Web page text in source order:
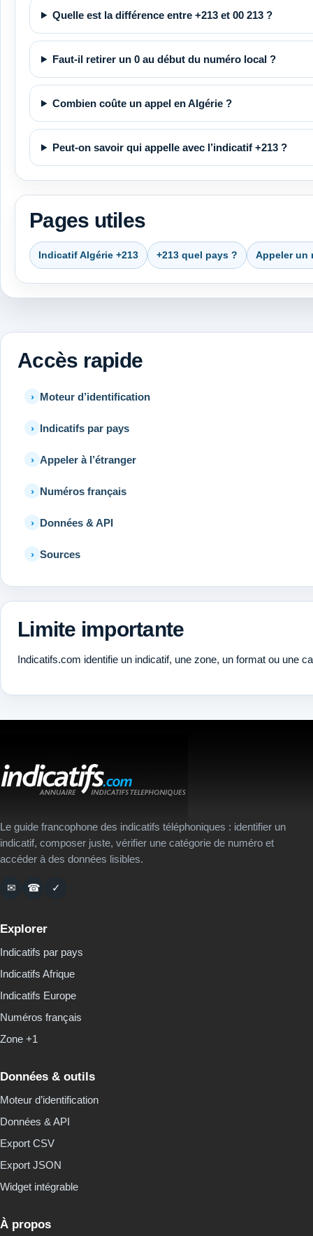
Quelle est la différence entre +213 et 00 213 ?
Faut-il retirer un 0 au début du numéro local ?
Combien coûte un appel en Algérie ?
Peut-on savoir qui appelle avec l’indicatif +213 ?
Pages utiles
Indicatif Algérie +213 +213 quel pays ? Appeler un
Accès rapide
Moteur d’identification
Indicatifs par pays
Appeler à l’étranger
Numéros français
Données & API
Sources
Limite importante
Indicatifs.com identifie un indicatif, une zone, un format ou une
Le guide francophone des indicatifs téléphoniques : identifier un
indicatif, composer juste, vérifier une catégorie de numéro et
accéder à des données lisibles.
✉ ☎ ✓
Explorer
Indicatifs par pays
Indicatifs Afrique
Indicatifs Europe
Numéros français
Zone +1
Données & outils
Moteur d’identification
Données & API
Export CSV
Export JSON
Widget intégrable
À propos